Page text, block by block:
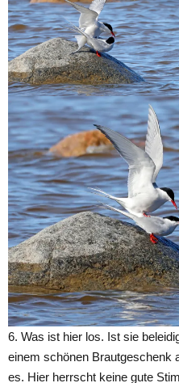
6. Was ist hier los. Ist sie
einem schönen Brautgeschenk
es. Hier herrscht keine gute